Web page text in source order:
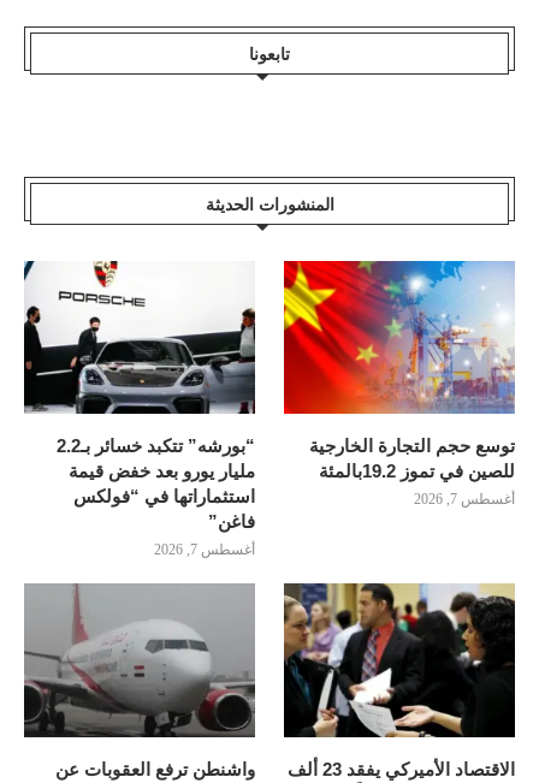
تابعونا
المنشورات الحديثة
توسع حجم التجارة الخارجية
للصين في تموز 19.2بالمئة
أغسطس 7, 2026
“بورشه” تتكبد خسائر بـ2.2
مليار يورو بعد خفض قيمة
استثماراتها في “فولكس
فاغن”
أغسطس 7, 2026
الاقتصاد الأميركي يفقد 23 ألف
واشنطن ترفع العقوبات عن